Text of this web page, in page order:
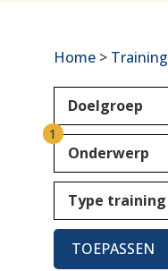
Home> Training
Doelgroep
1
Onderwerp
Type training
TOEPASSEN